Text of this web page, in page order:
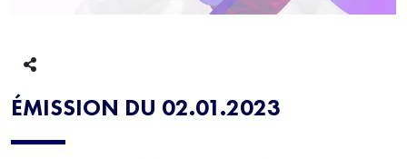
ÉMISSION DU 02.01.2023